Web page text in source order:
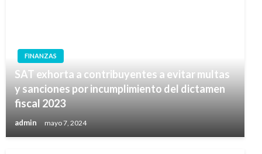
FINANZAS
SAT exhorta a contribuyentes a evitar multas
y sanciones por incumplimiento del dictamen
fiscal 2023
admin mayo 7, 2024